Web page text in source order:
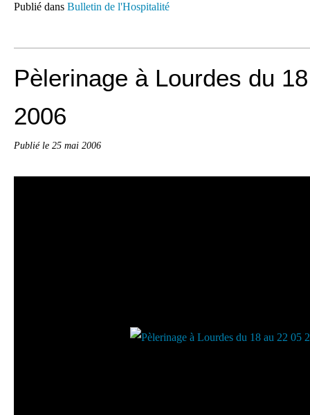
Publié dans Bulletin de l'Hospitalité
Pèlerinage à Lourdes du
2006
Publié le 25 mai 2006